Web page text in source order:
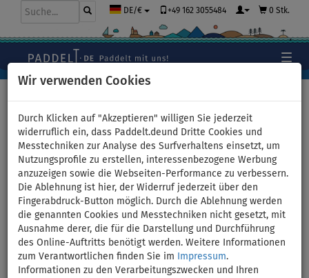
Wir verwenden Cookies
Durch Klicken auf "Akzeptieren" willigen Sie jederzeit
widerruflich ein, dass Paddelt.deund Dritte Cookies und
Messtechniken zur Analyse des Surfverhaltens einsetzt, um
Nutzungsprofile zu erstellen, interessenbezogene Werbung
anzuzeigen sowie die Webseiten-Performance zu verbessern.
Die Ablehnung ist hier, der Widerruf jederzeit über den
Fingerabdruck-Button möglich. Durch die Ablehnung werden
die genannten Cookies und Messtechniken nicht gesetzt, mit
Ausnahme derer, die für die Darstellung und Durchführung
des Online-Auftritts benötigt werden. Weitere Informationen
zum Verantwortlichen finden Sie im
Impressum.
Informationen zu den Verarbeitungszwecken und Ihren
DE/€ +49 162 3055484 0 Stk.
T-Shirt Herren
PADDLEFASHION.COM WHITE
Baumwolle kurzarm - Größe:
M